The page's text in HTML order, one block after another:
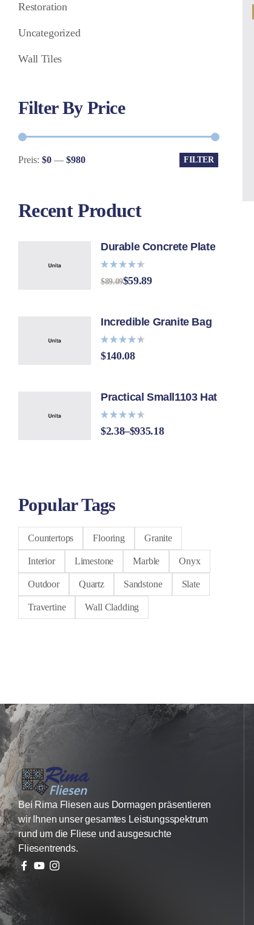
Restoration
Uncategorized
Wall Tiles
Filter By Price
FILTER
Preis: $0 — $980
Recent Product
Durable Concrete Plate
Bewertet
mit4.40
$89.09$59.89
Incredible Granite Bag
Bewertet
mit4.40
$140.08
Practical Small1103 Hat
Bewertet
mit4.40
$2.38–$935.18
Popular Tags
Countertops Flooring Granite
Interior Limestone Marble Onyx
Outdoor Quartz Sandstone Slate
Travertine Wall Cladding
Bei Rima Fliesen aus Dormagen präsentieren
wir Ihnen unser gesamtes Leistungsspektrum
rund um die Fliese und ausgesuchte
Fliesentrends.